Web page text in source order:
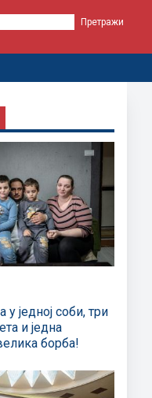
једној соби, три
и једна
борба!